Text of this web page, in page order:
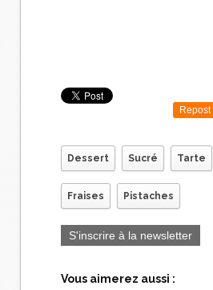
Repost
Dessert Sucré Tarte
Fraises Pistaches
S'inscrire à la newsletter
Vous aimerez aussi :